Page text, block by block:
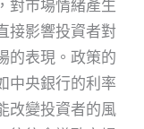
對市場情緒產生
接影響投資者對
的表現。政策的
中央銀行的利率
改變投資者的風